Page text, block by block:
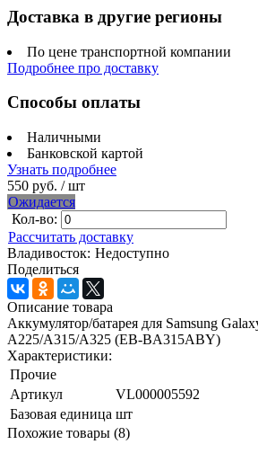
Доставка в другие регионы
По цене транспортной компании
Подробнее про доставку
Способы оплаты
Наличными
Банковской картой
Узнать подробнее
550 руб. / шт
Ожидается
Кол-во:
Рассчитать доставку
Владивосток: Недоступно
Поделиться
Описание товара
Аккумулятор/батарея для Samsung
A225/A315/A325 (EB-BA315ABY)
Характеристики:
Прочие
Артикул
VL000005592
Базовая единица шт
Похожие товары (8)